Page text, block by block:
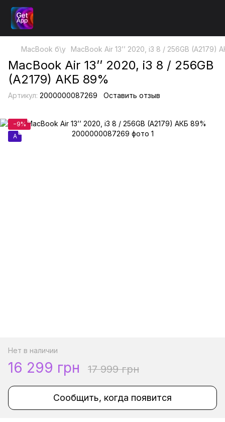
MacBook б\у MacBook Air 13’’ 2020, i3 8 / 256GB (A2179)
MacBook Air 13’’ 2020, i3 8 / 256GB
(A2179) АКБ 89%
Артикул: 2000000087269 Оставить отзыв
−9%
A
Нет в наличии
16 299 грн 17 999 грн
Сообщить, когда появится